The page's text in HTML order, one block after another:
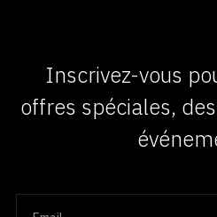
Inscrivez-vous
offres spéciales,